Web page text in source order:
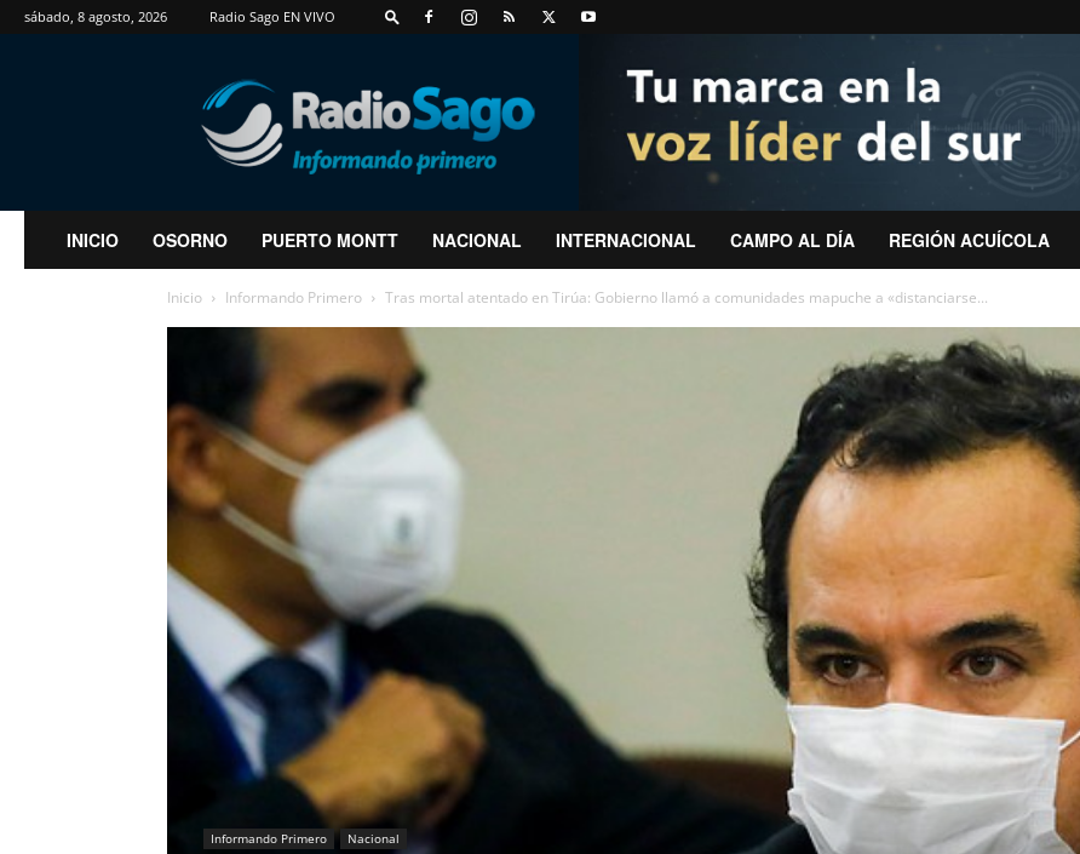
sábado, 8 agosto, 2026 Radio Sago EN VIVO
RadioSago
INICIO OSORNO PUERTO MONTT NACIONAL INTERNACIONAL CAMPO AL DÍA REGIÓN ACUÍCOLA
Inicio Informando Primero Tras mortal atentado en Tirúa: Gobierno llamó a comunidades mapuche a «distanciarse...
Informando Primero Nacional